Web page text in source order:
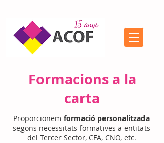
Formacions a la
carta
Proporcionem formació personalitzada
segons necessitats formatives a entitats
del Tercer Sector, CFA, CNO, etc.